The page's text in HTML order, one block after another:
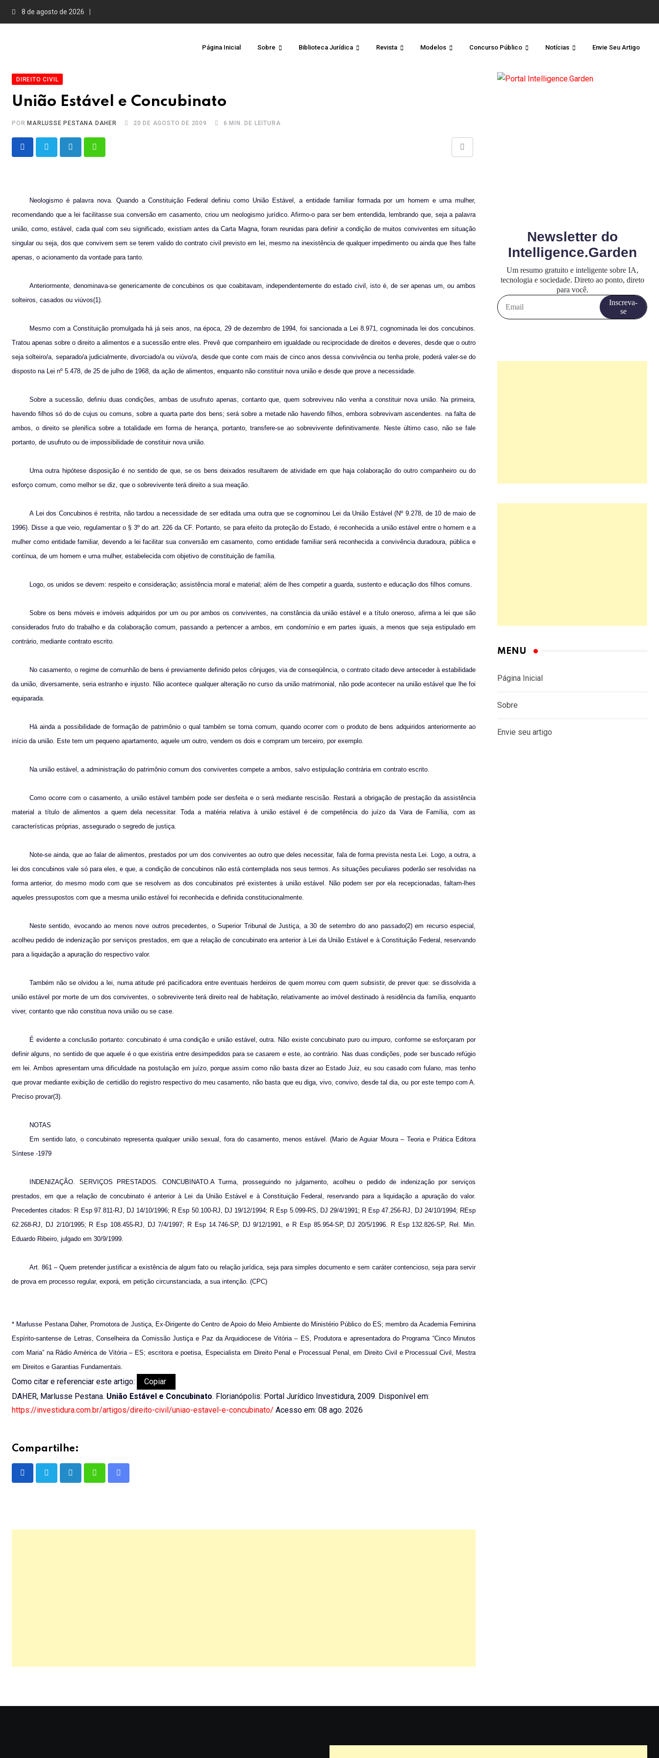
8 de agosto de 2026
Página Inicial Sobre Biblioteca Jurídica Revista Modelos Concurso Público Notícias Envie Seu Artigo
DIREITO CIVIL
União Estável e Concubinato
PORMARLUSSE PESTANA DAHER 20 DE AGOSTO DE 2009 6 MIN. DE LEITURA
LinkedInWhatsapp
Share
Neologismo é palavra nova. Quando a Constituição Federal definiu como União Estável, a entidade familiar formada por um homem e uma mulher,
recomendando que a lei facilitasse sua conversão em casamento, criou um neologismo jurídico. Afirmo-o para ser bem entendida, lembrando que, seja a palavra
união, como, estável, cada qual com seu significado, existiam antes da Carta Magna, foram reunidas para definir a condição de muitos conviventes em situação
singular ou seja, dos que convivem sem se terem valido do contrato civil previsto em lei, mesmo na inexistência de qualquer impedimento ou ainda que lhes falte
apenas, o acionamento da vontade para tanto.
Anteriormente, denominava-se genericamente de concubinos os que coabitavam, independentemente do estado civil, isto é, de ser apenas um, ou ambos
solteiros, casados ou viúvos(1).
Mesmo com a Constituição promulgada há já seis anos, na época, 29 de dezembro de 1994, foi sancionada a Lei 8.971, cognominada lei dos concubinos.
Tratou apenas sobre o direito a alimentos e a sucessão entre eles. Prevê que companheiro em igualdade ou reciprocidade de direitos e deveres, desde que o outro
seja solteiro/a, separado/a judicialmente, divorciado/a ou viúvo/a, desde que conte com mais de cinco anos dessa convivência ou tenha prole, poderá valer-se do
disposto na Lei nº 5.478, de 25 de julho de 1968, da ação de alimentos, enquanto não constituir nova união e desde que prove a necessidade.
Sobre a sucessão, definiu duas condições, ambas de usufruto apenas, contanto que, quem sobreviveu não venha a constituir nova união. Na primeira,
havendo filhos só do de cujus ou comuns, sobre a quarta parte dos bens; será sobre a metade não havendo filhos, embora sobrevivam ascendentes. na falta de
ambos, o direito se plenifica sobre a totalidade em forma de herança, portanto, transfere-se ao sobrevivente definitivamente. Neste último caso, não se fale
portanto, de usufruto ou de impossibilidade de constituir nova união.
Uma outra hipótese disposição é no sentido de que, se os bens deixados resultarem de atividade em que haja colaboração do outro companheiro ou do
esforço comum, como melhor se diz, que o sobrevivente terá direito a sua meação.
A Lei dos Concubinos é restrita, não tardou a necessidade de ser editada uma outra que se cognominou Lei da União Estável (Nº 9.278, de 10 de maio de
1996). Disse a que veio, regulamentar o § 3º do art. 226 da CF. Portanto, se para efeito da proteção do Estado, é reconhecida a união estável entre o homem e a
mulher como entidade familiar, devendo a lei facilitar sua conversão em casamento, como entidade familiar será reconhecida a convivência duradoura, pública e
contínua, de um homem e uma mulher, estabelecida com objetivo de constituição de família.
Logo, os unidos se devem: respeito e consideração; assistência moral e material; além de lhes competir a guarda, sustento e educação dos filhos comuns.
Sobre os bens móveis e imóveis adquiridos por um ou por ambos os conviventes, na constância da união estável e a título oneroso, afirma a lei que são
considerados fruto do trabalho e da colaboração comum, passando a pertencer a ambos, em condomínio e em partes iguais, a menos que seja estipulado em
contrário, mediante contrato escrito.
No casamento, o regime de comunhão de bens é previamente definido pelos cônjuges, via de conseqüência, o contrato citado deve anteceder à estabilidade
da união, diversamente, seria estranho e injusto. Não acontece qualquer alteração no curso da união matrimonial, não pode acontecer na união estável que lhe foi
equiparada.
Há ainda a possibilidade de formação de patrimônio o qual também se torna comum, quando ocorrer com o produto de bens adquiridos anteriormente ao
início da união. Este tem um pequeno apartamento, aquele um outro, vendem os dois e compram um terceiro, por exemplo.
Na união estável, a administração do patrimônio comum dos conviventes compete a ambos, salvo estipulação contrária em contrato escrito.
Como ocorre com o casamento, a união estável também pode ser desfeita e o será mediante rescisão. Restará a obrigação de prestação da assistência
material a título de alimentos a quem dela necessitar. Toda a matéria relativa à união estável é de competência do juízo da Vara de Família, com as
características próprias, assegurado o segredo de justiça.
Note-se ainda, que ao falar de alimentos, prestados por um dos conviventes ao outro que deles necessitar, fala de forma prevista nesta Lei. Logo, a outra, a
lei dos concubinos vale só para eles, e que, a condição de concubinos não está contemplada nos seus termos. As situações peculiares poderão ser resolvidas na
forma anterior, do mesmo modo com que se resolvem as dos concubinatos pré existentes à união estável. Não podem ser por ela recepcionadas, faltam-lhes
aqueles pressupostos com que a mesma união estável foi reconhecida e definida constitucionalmente.
Neste sentido, evocando ao menos nove outros precedentes, o Superior Tribunal de Justiça, a 30 de setembro do ano passado(2) em recurso especial,
acolheu pedido de indenização por serviços prestados, em que a relação de concubinato era anterior à Lei da União Estável e à Constituição Federal, reservando
para a liquidação a apuração do respectivo valor.
Também não se olvidou a lei, numa atitude pré pacificadora entre eventuais herdeiros de quem morreu com quem subsistir, de prever que: se dissolvida a
união estável por morte de um dos conviventes, o sobrevivente terá direito real de habitação, relativamente ao imóvel destinado à residência da família, enquanto
viver, contanto que não constitua nova união ou se case.
É evidente a conclusão portanto: concubinato é uma condição e união estável, outra. Não existe concubinato puro ou impuro, conforme se esforçaram por
definir alguns, no sentido de que aquele é o que existiria entre desimpedidos para se casarem e este, ao contrário. Nas duas condições, pode ser buscado refúgio
em lei. Ambos apresentam uma dificuldade na postulação em juízo, porque assim como não basta dizer ao Estado Juiz, eu sou casado com fulano, mas tenho
que provar mediante exibição de certidão do registro respectivo do meu casamento, não basta que eu diga, vivo, convivo, desde tal dia, ou por este tempo com A.
Preciso provar(3).
NOTAS
Em sentido lato, o concubinato representa qualquer união sexual, fora do casamento, menos estável. (Mario de Aguiar Moura – Teoria e Prática Editora
Síntese -1979
INDENIZAÇÃO. SERVIÇOS PRESTADOS. CONCUBINATO.A Turma, prosseguindo no julgamento, acolheu o pedido de indenização por serviços
prestados, em que a relação de concubinato é anterior à Lei da União Estável e à Constituição Federal, reservando para a liquidação a apuração do valor.
Precedentes citados: R Esp 97.811-RJ, DJ 14/10/1996; R Esp 50.100-RJ, DJ 19/12/1994; R Esp 5.099-RS, DJ 29/4/1991; R Esp 47.256-RJ, DJ 24/10/1994; REsp
62.268-RJ, DJ 2/10/1995; R Esp 108.455-RJ, DJ 7/4/1997; R Esp 14.746-SP, DJ 9/12/1991, e R Esp 85.954-SP, DJ 20/5/1996. R Esp 132.826-SP, Rel. Min.
Eduardo Ribeiro, julgado em 30/9/1999.
Art. 861 – Quem pretender justificar a existência de algum fato ou relação jurídica, seja para simples documento e sem caráter contencioso, seja para servir
de prova em processo regular, exporá, em petição circunstanciada, a sua intenção. (CPC)
* Marlusse Pestana Daher, Promotora de Justiça, Ex-Dirigente do Centro de Apoio do Meio Ambiente do Ministério Público do ES; membro da Academia Feminina
Espírito-santense de Letras, Conselheira da Comissão Justiça e Paz da Arquidiocese de Vitória – ES, Produtora e apresentadora do Programa “Cinco Minutos
com Maria” na Rádio América de Vitória – ES; escritora e poetisa, Especialista em Direito Penal e Processual Penal, em Direito Civil e Processual Civil, Mestra
em Direitos e Garantias Fundamentais.
Como citar e referenciar este artigo:
Copiar
DAHER, Marlusse Pestana. União Estável e Concubinato. Florianópolis: Portal Jurídico Investidura, 2009. Disponível em:
https://investidura.com.br/artigos/direito-civil/uniao-estavel-e-concubinato/ Acesso em: 08 ago. 2026
Compartilhe:
LinkedInWhatsappShare